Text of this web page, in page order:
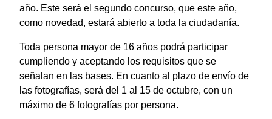
año. Este será el segundo concurso, que este año,
como novedad, estará abierto a toda la ciudadanía.
Toda persona mayor de 16 años podrá participar
cumpliendo y aceptando los requisitos que se
señalan en las bases. En cuanto al plazo de envío de
las fotografías, será del 1 al 15 de octubre, con un
máximo de 6 fotografías por persona.